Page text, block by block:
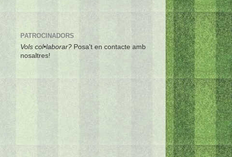
PATROCINADORS
Vols col•laborar? Posa't en contacte amb
nosaltres!